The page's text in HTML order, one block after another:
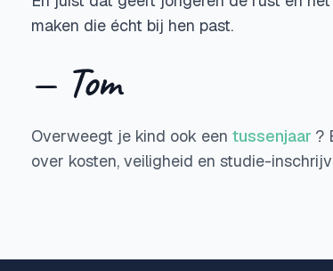
maken die écht bij hen past.
— Tom
Overweegt je kind ook een tussenjaar ?
over kosten, veiligheid en studie-